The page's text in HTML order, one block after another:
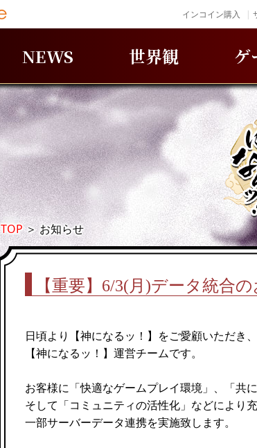
インコイン購入
NEWS 世界観 ゲ
TOP＞お知らせ
【重要】6/3(月)データ統合
日頃より【神になるッ！】をご愛顧いただき
【神になるッ！】運営チームです。
お客様に「快適なゲームプレイ環境」、「共
そして「コミュニティの活性化」などにより
一部サーバーデータ連携を実施致します。